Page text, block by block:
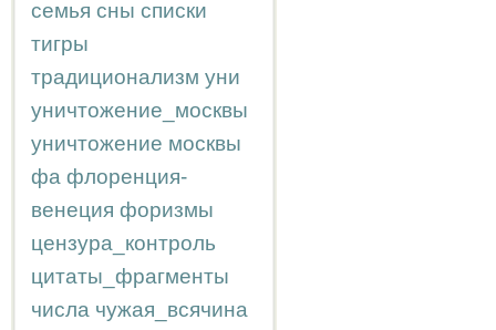
семья сны списки
тигры
традиционализм уни
уничтожение_москвы
уничтожение москвы
фа флоренция-
венеция форизмы
цензура_контроль
цитаты_фрагменты
числа чужая_всячина